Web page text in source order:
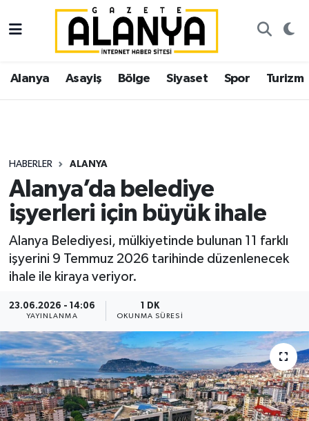
Alanya Asayiş Bölge Siyaset Spor Turizm
HABERLER ALANYA
Alanya’da belediye
işyerleri için büyük ihale
Alanya Belediyesi, mülkiyetinde bulunan 11 farklı
işyerini 9 Temmuz 2026 tarihinde düzenlenecek
ihale ile kiraya veriyor.
23.06.2026 - 14:06
YAYINLANMA
1 DK
OKUNMA SÜRESI
Alanya
Asayiş
Siyaset
Spor
Ekonomi
İstanbul Nöbetçi Eczaneler
İstanbul Hava Durumu
Süper Lig Puan Durumu ve Fikstür
Tüm Manşetler
Son Dakika Haberleri
Haber Arşivi